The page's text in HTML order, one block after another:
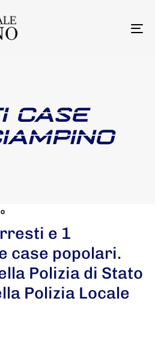
CASE
e 1
case popolari.
Polizia di Stato
Polizia Locale